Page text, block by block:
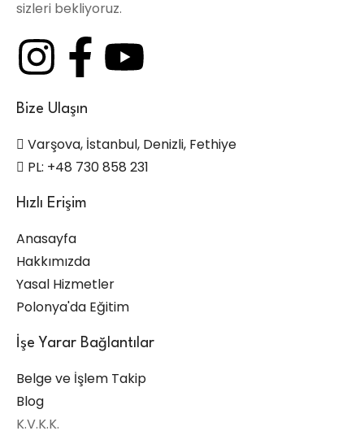
sizleri bekliyoruz.
Bize Ulaşın
Varşova, İstanbul, Denizli, Fethiye
PL: +48 730 858 231
Hızlı Erişim
Anasayfa
Hakkımızda
Yasal Hizmetler
Polonya'da Eğitim
İşe Yarar Bağlantılar
Belge ve İşlem Takip
Blog
K.V.K.K.